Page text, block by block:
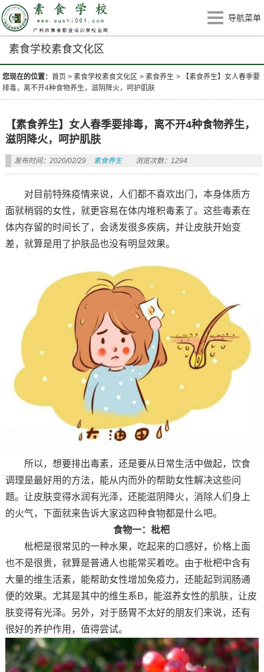
导航菜单
素食学校素食文化区
您现在的位置：首页 >素食学校素食文化区 >素食养生 >
【素食养生】女人春季要
排毒，离不开4种食物养生，滋阴降火，呵护肌肤
【素食养生】女人春季要排毒，离不开4种食物养生，
滋阴降火，呵护肌肤
发布时间：2020/02/29 素食养生 浏览次数：1294
对目前特殊疫情来说，人们都不喜欢出门，本身体质方
面就稍弱的女性，就更容易在体内堆积毒素了。这些毒素在
体内存留的时间长了，会诱发很多疾病，并让皮肤开始变
差，就算是用了护肤品也没有明显效果。
所以，想要排出毒素，还是要从日常生活中做起，饮食
调理是最好用的方法，能从内而外的帮助女性解决这些问
题。让皮肤变得水润有光泽，还能滋阴降火，消除人们身上
的火气，下面就来告诉大家这四种食物都是什么吧。
食物一：枇杷
枇杷是很常见的一种水果，吃起来的口感好，价格上面
也不是很贵，就算是普通人也能常买着吃。由于枇杷中含有
大量的维生活素，能帮助女性增加免疫力，还能起到润肠通
便的效果。尤其是其中的维生系B，能滋养女性的肌肤，让皮
肤变得有光泽。另外，对于肠胃不太好的朋友们来说，还有
很好的养护作用，值得尝试。